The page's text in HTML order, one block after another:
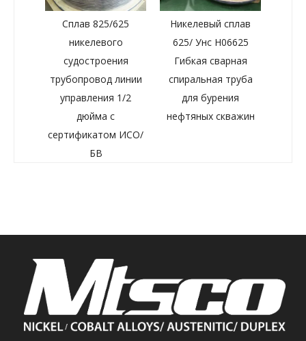
Сплав 825/625
никелевого
судостроения
трубопровод линии
управления 1/2
дюйма с
сертификатом ИСО/
БВ
Никелевый сплав
625/ Унс Н06625
Гибкая сварная
спиральная труба
для бурения
нефтяных скважин